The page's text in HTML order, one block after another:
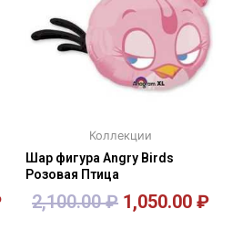
Коллекции
Шар фигура Angry Birds
Розовая Птица
2,100.00₽ 1,050.00₽